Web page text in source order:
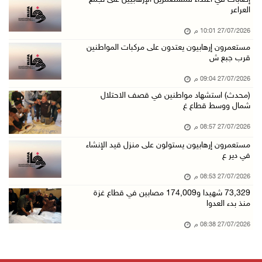
العراعر
27/07/2026 10:01 م
مستعمرون إرهابيون يعتدون على مركبات المواطنين
قرب جبع ش
27/07/2026 09:04 م
(محدث) استشهاد مواطنين في قصف الاحتلال
شمال ووسط قطاع غ
27/07/2026 08:57 م
مستعمرون إرهابيون يستولون على منزل قيد الإنشاء
في دير ع
27/07/2026 08:53 م
73,329 شهيدا و174,009 مصابين في قطاع غزة
منذ بدء العدوا
27/07/2026 08:38 م